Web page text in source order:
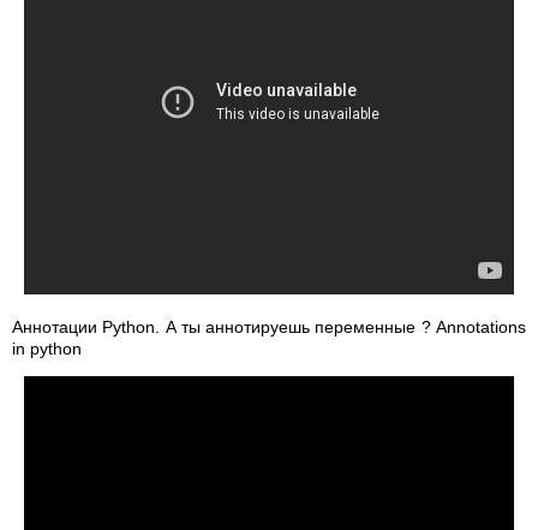
Аннотации Python. А ты аннотируешь переменные ? Annotations
in python